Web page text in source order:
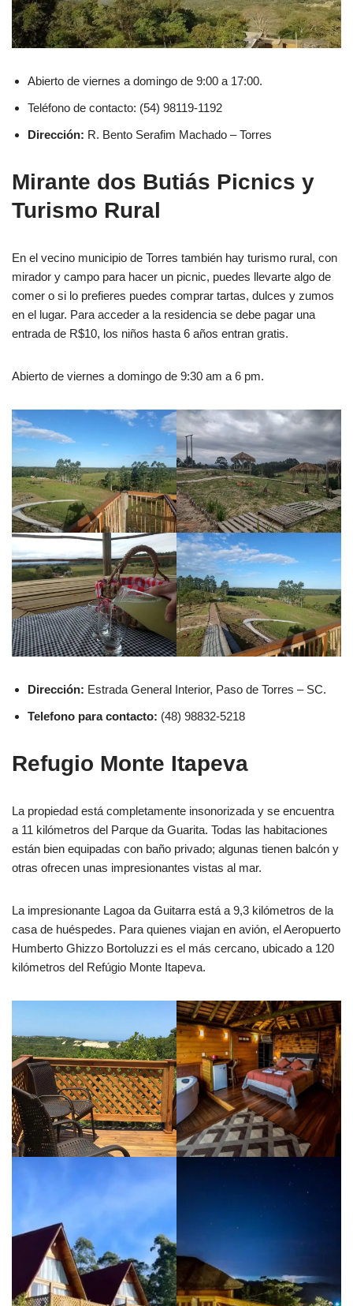
Abierto de viernes a domingo de 9:00 a 17:00.
Teléfono de contacto: (54) 98119-1192
Dirección: R. Bento Serafim Machado – Torres
Mirante dos Butiás Picnics y
Turismo Rural
En el vecino municipio de Torres también hay turismo rural, con
mirador y campo para hacer un picnic, puedes llevarte algo de
comer o si lo prefieres puedes comprar tartas, dulces y zumos
en el lugar. Para acceder a la residencia se debe pagar una
entrada de R$10, los niños hasta 6 años entran gratis.
Abierto de viernes a domingo de 9:30 am a 6 pm.
Dirección: Estrada General Interior, Paso de Torres – SC.
Telefono para contacto: (48) 98832-5218
Refugio Monte Itapeva
La propiedad está completamente insonorizada y se encuentra
a 11 kilómetros del Parque da Guarita. Todas las habitaciones
están bien equipadas con baño privado; algunas tienen balcón y
otras ofrecen unas impresionantes vistas al mar.
La impresionante Lagoa da Guitarra está a 9,3 kilómetros de la
casa de huéspedes. Para quienes viajan en avión, el Aeropuerto
Humberto Ghizzo Bortoluzzi es el más cercano, ubicado a 120
kilómetros del Refúgio Monte Itapeva.